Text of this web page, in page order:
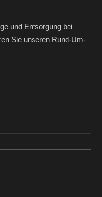
und Entsorgung bei
Sie unseren Rund-Um-